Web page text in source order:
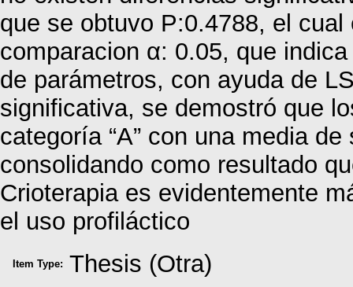
que se obtuvo P:0.4788, el
comparacion α: 0.05, que
de parámetros, con ayuda de
significativa, se demostró que
categoría “A” con una media
consolidando como resultado
Crioterapia es evidentemente
el uso profiláctico
Item Type: Thesis (Otra)